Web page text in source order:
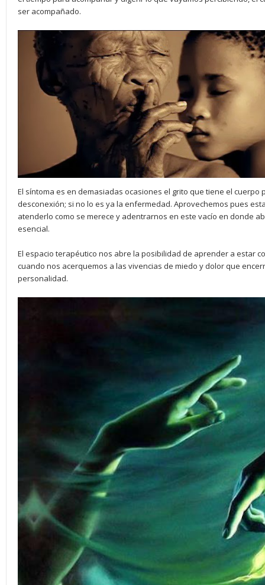
ser acompañado.
El síntoma es en demasiadas ocasiones el grito que tiene el
desconexión; si no lo es ya la enfermedad. Aprovechemos pues
atenderlo como se merece y adentrarnos en este vacío en donde
esencial.
El espacio terapéutico nos abre la posibilidad de aprender a estar
cuando nos acerquemos a las vivencias de miedo y dolor que
personalidad.